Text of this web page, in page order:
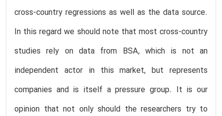
cross-country regressions as well as the data source.
In this regard we should note that most cross-country
studies rely on data from BSA, which is not an
independent actor in this market, but represents
companies and is itself a pressure group. It is our
opinion that not only should the researchers try to